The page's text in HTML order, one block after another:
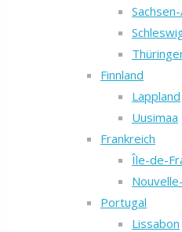
Finnland
Lappland
Uusimaa
Frankreich
Île-de-
Portugal
Lissabon